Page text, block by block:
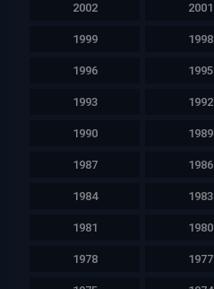
2002 2001
1999 1998
1996 1995
1993 1992
1990 1989
1987 1986
1984 1983
1981 1980
1978 1977